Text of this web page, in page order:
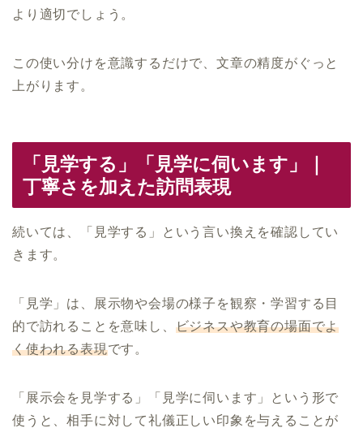
より適切でしょう。
この使い分けを意識するだけで、文章の精度がぐっと
上がります。
「見学する」「見学に伺います」｜
丁寧さを加えた訪問表現
続いては、「見学する」という言い換えを確認してい
きます。
「見学」は、展示物や会場の様子を観察・学習する目
的で訪れることを意味し、 ビジネスや教育の場面でよ
く使われる表現です。
「展示会を見学する」「見学に伺います」という形で
使うと、相手に対して礼儀正しい印象を与えることが